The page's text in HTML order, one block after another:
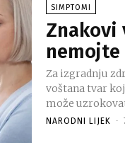
SIMPTOMI
Znakovi
Za izgradnju
voštana tvar
može
NARODNI LIJEK -